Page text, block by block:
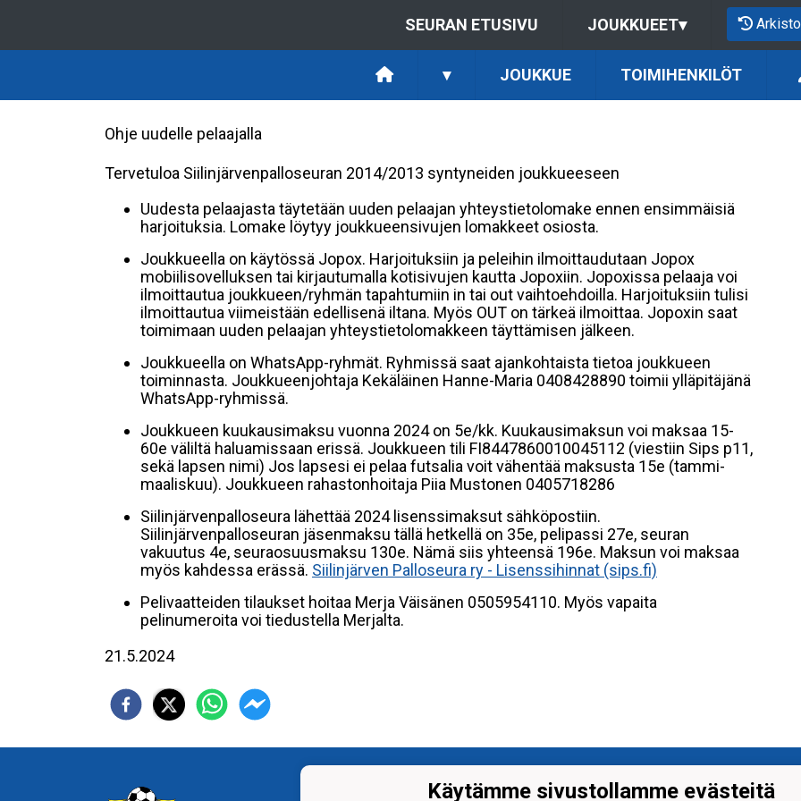
SEURAN ETUSIVU JOUKKUEET▾ Arkisto
▾ JOUKKUE TOIMIHENKILÖT
Ohje uudelle pelaajalla
Tervetuloa Siilinjärvenpalloseuran 2014/2013 syntyneiden joukkueeseen
Uudesta pelaajasta täytetään uuden pelaajan yhteystietolomake ennen ensimmäisiä
harjoituksia. Lomake löytyy joukkueensivujen lomakkeet osiosta.
Joukkueella on käytössä Jopox. Harjoituksiin ja peleihin ilmoittaudutaan Jopox
mobiilisovelluksen tai kirjautumalla kotisivujen kautta Jopoxiin. Jopoxissa pelaaja voi
ilmoittautua joukkueen/ryhmän tapahtumiin in tai out vaihtoehdoilla. Harjoituksiin tulisi
ilmoittautua viimeistään edellisenä iltana. Myös OUT on tärkeä ilmoittaa. Jopoxin saat
toimimaan uuden pelaajan yhteystietolomakkeen täyttämisen jälkeen.
Joukkueella on WhatsApp-ryhmät. Ryhmissä saat ajankohtaista tietoa joukkueen
toiminnasta. Joukkueenjohtaja Kekäläinen Hanne-Maria 0408428890 toimii ylläpitäjänä
WhatsApp-ryhmissä.
Joukkueen kuukausimaksu vuonna 2024 on 5e/kk. Kuukausimaksun voi maksaa 15-
60e väliltä haluamissaan erissä. Joukkueen tili FI8447860010045112 (viestiin Sips p11,
sekä lapsen nimi) Jos lapsesi ei pelaa futsalia voit vähentää maksusta 15e (tammi-
maaliskuu). Joukkueen rahastonhoitaja Piia Mustonen 0405718286
Siilinjärvenpalloseura lähettää 2024 lisenssimaksut sähköpostiin.
Siilinjärvenpalloseuran jäsenmaksu tällä hetkellä on 35e, pelipassi 27e, seuran
vakuutus 4e, seuraosuusmaksu 130e. Nämä siis yhteensä 196e. Maksun voi maksaa
myös kahdessa erässä. Siilinjärven Palloseura ry - Lisenssihinnat (sips.fi)
Pelivaatteiden tilaukset hoitaa Merja Väisänen 0505954110. Myös vapaita
pelinumeroita voi tiedustella Merjalta.
21.5.2024
Käytämme sivustollamme evästeitä